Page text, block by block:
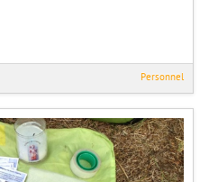
Personnel